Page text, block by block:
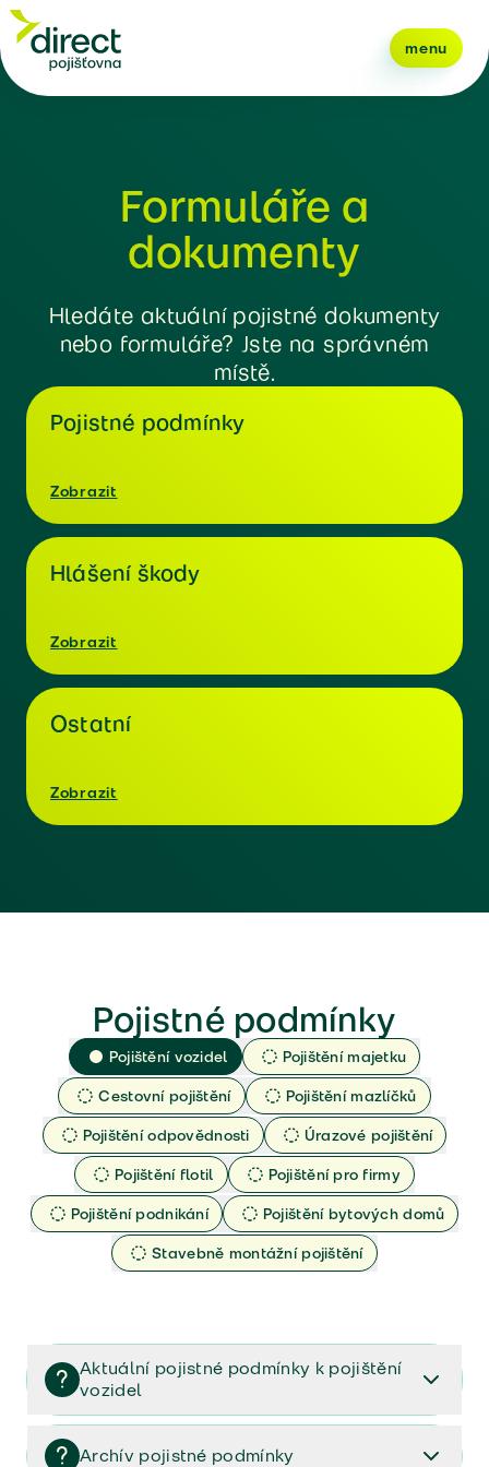
menu
Formuláře a
dokumenty
Hledáte aktuální pojistné dokumenty
nebo formuláře? Jste na správném
místě.
Pojistné podmínky
Zobrazit
Hlášení škody
Zobrazit
Ostatní
Zobrazit
Pojistné podmínky
Pojištění vozidel
Pojištění majetku
Cestovní pojištění
Pojištění mazlíčků
Pojištění odpovědnosti
Úrazové pojištění
Pojištění flotil
Pojištění pro firmy
Pojištění podnikání
Pojištění bytových domů
Stavebně montážní pojištění
Aktuální pojistné podmínky k pojištění
vozidel
Pojištění vozidel/Pojistné podmínky a vše důležité ke
smlouvě (PDF)
Archív pojistné podmínky